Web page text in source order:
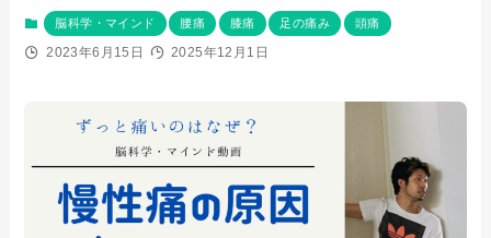
脳科学・マインド 腰痛 膝痛 足の痛み 頭痛
2023年6月15日 2025年12月1日